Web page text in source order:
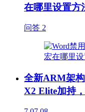
在哪里设置方
问答 2
全新ARM架
X2 Elite加持